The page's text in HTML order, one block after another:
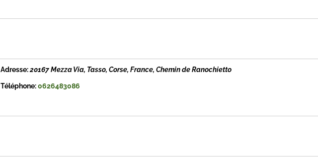
Adresse:20167 Mezza Via, Tasso, Corse, France, Chemin de Ranochietto
Téléphone:0626483086